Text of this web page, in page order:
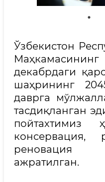
Ўзбекистон
декабрдаги
шаҳрининг
даврга
тасдиқланган
консервация,
ажратилган.